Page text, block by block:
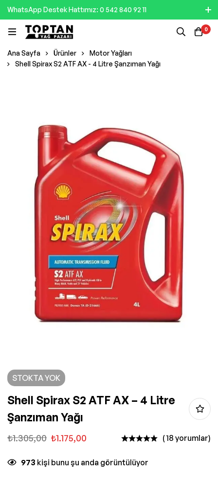
WhatsApp Destek Hattımız: 0 542 840 92 11
0
Ana Sayfa Ürünler
Motor Yağları
Shell Spirax S2 ATF AX - 4 Litre Şanzıman Yağı
STOKTA YOK
Shell Spirax S2 ATF AX – 4 Litre
Şanzıman Yağı
₺1.305,00 ₺1.175,00 ( 18 yorumlar)
973 kişi bunu şu anda görüntülüyor